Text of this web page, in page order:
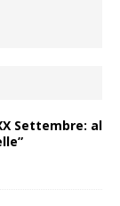
Settembre: al